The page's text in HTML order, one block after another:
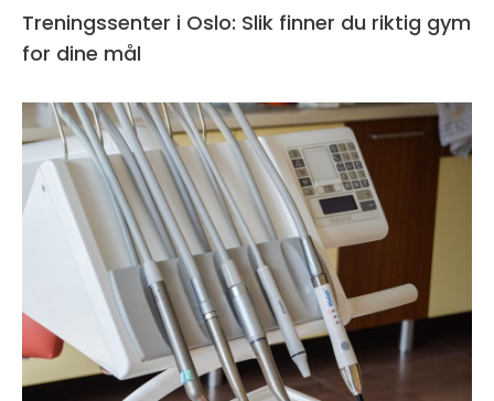
Treningssenter i Oslo: Slik finner du riktig gym
for dine mål